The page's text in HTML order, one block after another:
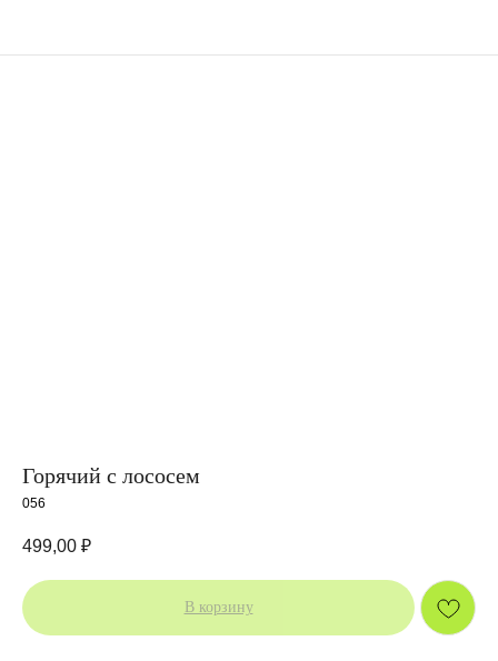
Горячий с лососем
056
499,00 ₽
В корзину